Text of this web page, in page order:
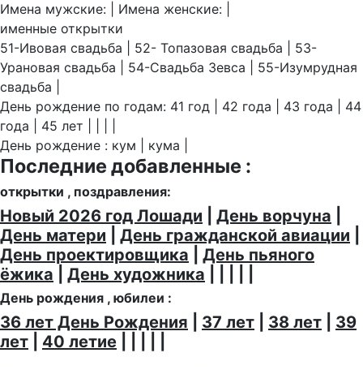
Имена мужские: | Имена женские: |
именные открытки
51-Ивовая свадьба | 52- Топазовая свадьба | 53-
Урановая свадьба | 54-Свадьба Зевса | 55-Изумрудная
свадьба |
День рождение по годам: 41 год | 42 года | 43 года | 44
года | 45 лет | | | |
День рождение : кум | кума |
Последние добавленные :
открытки , поздравления:
Новый 2026 год Лошади День ворчуна
День матери
День гражданской авиации
День проектировщика
День пьяного
ёжика
День художника
День рождения , юбилеи :
36 лет День Рождения 37 лет 38 лет
39
лет
40 летие